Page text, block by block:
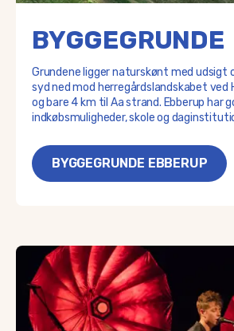
BYGGEGRUNDE
Grundene ligger naturskønt med udsigt
syd ned mod herregårdslandskabet ved
og bare 4 km til Aa strand. Ebberup har
indkøbsmuligheder, skole og
BYGGEGRUNDE EBBERUP